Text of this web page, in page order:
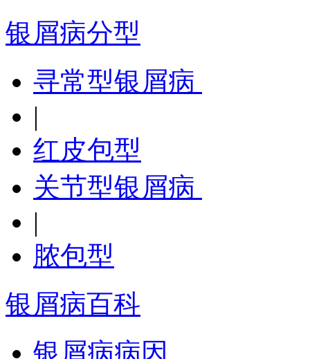
银屑病分型
寻常型银屑病
|
红皮包型
关节型银屑病
|
脓包型
银屑病百科
银屑病病因